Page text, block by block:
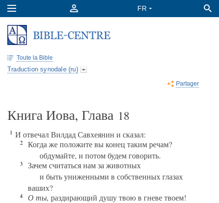
Toute la Bible
Traduction synodale (ru)
Partager
Книга Иова, Глава 18
1 И отвечал Вилдад Савхеянин и сказал:
2
Когда же положите вы конец таким речам?
обдумайте, и потом будем говорить.
3
Зачем считаться нам за животных
и быть униженными в собственных глазах
ваших?
4 О ты, раздирающий душу твою в гневе твоем!